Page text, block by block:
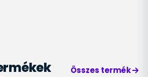
Összes termék